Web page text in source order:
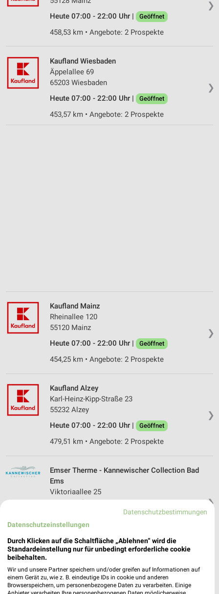
❯
Heute 07:00 - 22:00 Uhr |
Geöffnet
458,53 km • Angebote: 2 Prospekte
❯
Kaufland Wiesbaden
Äppelallee 69
65203 Wiesbaden
Heute 07:00 - 22:00 Uhr |
Geöffnet
453,57 km • Angebote: 2 Prospekte
❯
Kaufland Mainz
Rheinallee 120
55120 Mainz
Heute 07:00 - 22:00 Uhr |
Geöffnet
454,25 km • Angebote: 2 Prospekte
❯
Kaufland Alzey
Karl-Heinz-Kipp-Straße 23
55232 Alzey
Heute 07:00 - 22:00 Uhr |
Geöffnet
479,51 km • Angebote: 2 Prospekte
❯
Emser Therme - Kannewischer Collection Bad
Ems
Viktoriaallee 25
Baden
Römerplatz 1
Datenschutzbestimmungen
Datenschutzeinstellungen
Durch Klicken auf die Schaltfläche „Ablehnen“ wird die
Standardeinstellung nur für unbedingt erforderliche cookie
beibehalten.
Wir und unsere Partner speichern und/oder greifen auf Informationen auf
einem Gerät zu, wie z. B. eindeutige IDs in cookie und anderen
Browserspeichern, um personenbezogene Daten zu verarbeiten. Einige